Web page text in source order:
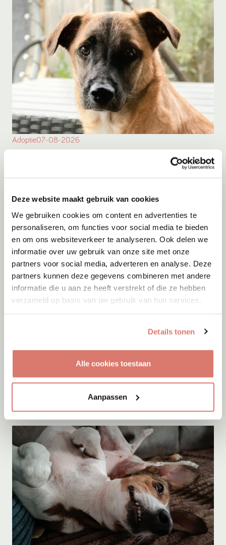
Deze website maakt gebruik van cookies
We gebruiken cookies om content en advertenties te
personaliseren, om functies voor social media te bieden
en om ons websiteverkeer te analyseren. Ook delen we
informatie over uw gebruik van onze site met onze
partners voor social media, adverteren en analyse. Deze
partners kunnen deze gegevens combineren met andere
informatie die u aan ze heeft verstrekt of die ze hebben
verzameld op basis van uw gebruik van hun services.
Details tonen
Alle cookies toestaan
Aanpassen
Adoptie07-08-2026
Adoptie
Groeningen